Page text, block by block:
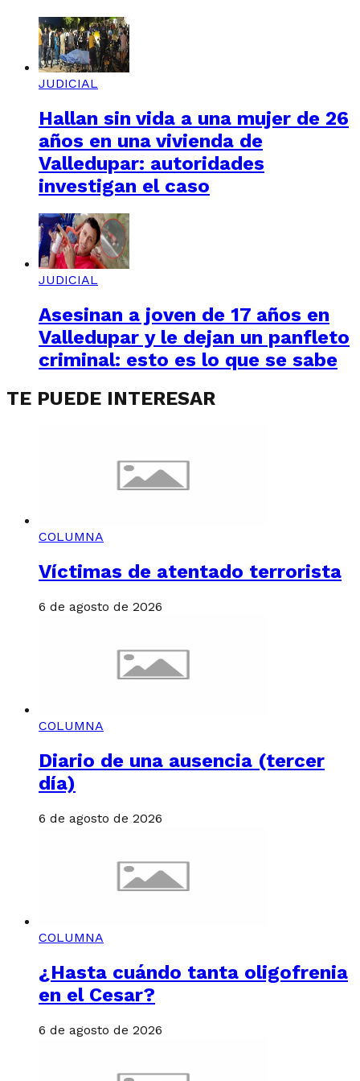
JUDICIAL
Hallan sin vida a una mujer de 26
años en una vivienda de
Valledupar: autoridades
investigan el caso
JUDICIAL
Asesinan a joven de 17 años en
Valledupar y le dejan un panfleto
criminal: esto es lo que se sabe
TE PUEDE INTERESAR
COLUMNA
Víctimas de atentado terrorista
6 de agosto de 2026
COLUMNA
Diario de una ausencia (tercer
día)
6 de agosto de 2026
COLUMNA
¿Hasta cuándo tanta oligofrenia
en el Cesar?
6 de agosto de 2026